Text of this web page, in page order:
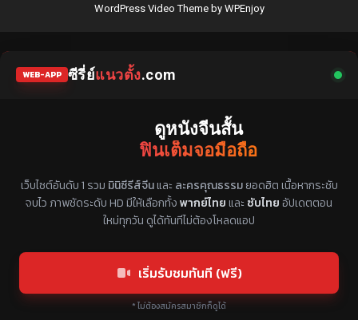
WordPress Video Themeby WPEnjoy
WEB-APP ซีรี่ย์แนวตั้ง.com
ดูหนังจีนสั้น
ฟินเต็มจอมือถือ
แหล่งรวมซีรี่ย์จีนแนวตั้ง พากย์ไทย ซับไทย
เว็บไซต์อันดับ 1 รวม มินิซีรีส์จีนและ ละครคุณธรรมยอดฮิต เนื้อหากระชับ
จบไว ภาพชัดระดับ HD มีให้เลือกทั้งพากย์ไทยและ ซับไทยอัปเดตตอน
ใหม่ทุกวัน ดูได้ทันทีไม่ต้องโหลดแอป
เริ่มรับชมทันที (ฟรี)
* ไม่ต้องสมัครสมาชิกก็ดูได้